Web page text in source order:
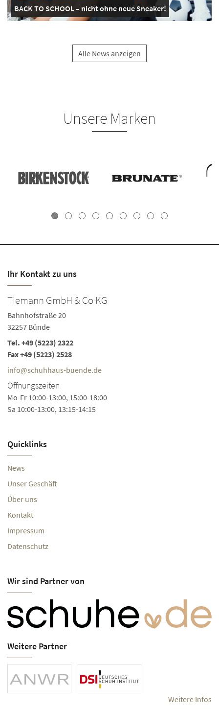
BACK TO SCHOOL – nicht ohne neue Sneaker!
Alle News anzeigen
Unsere Marken
Ihr Kontakt zu uns
Tiemann GmbH & Co KG
Bahnhofstraße 20
32257 Bünde
Tel. +49 (5223) 2322
Fax +49 (5223) 2528
info@schuhhaus-buende.de
Öffnungszeiten
Mo-Fr 10:00-13:00, 15:00-18:00
Sa 10:00-13:00, 13:15-14:15
Quicklinks
News
Unser Geschäft
Über uns
Kontakt
Impressum
Datenschutz
Wir sind Partner von
Weitere Partner
Weitere Infos